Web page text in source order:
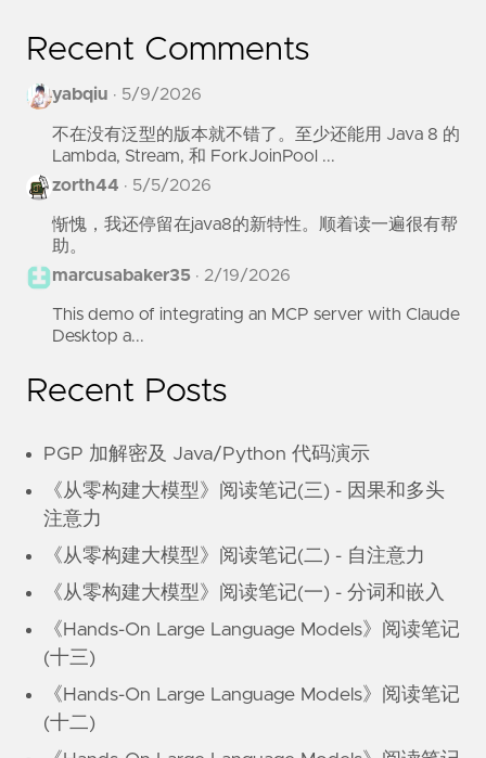
Recent Comments
yabqiu · 5/9/2026
不在没有泛型的版本就不错了。至少还能用 Java 8 的
Lambda, Stream, 和 ForkJoinPool ...
zorth44 · 5/5/2026
惭愧，我还停留在java8的新特性。顺着读一遍很有帮
助。
marcusabaker35 · 2/19/2026
This demo of integrating an MCP server with Claude
Desktop a...
Recent Posts
PGP 加解密及 Java/Python 代码演示
《从零构建大模型》阅读笔记(三) - 因果和多头
注意力
《从零构建大模型》阅读笔记(二) - 自注意力
《从零构建大模型》阅读笔记(一) - 分词和嵌入
《Hands-On Large Language Models》阅读笔记
(十三)
《Hands-On Large Language Models》阅读笔记
(十二)